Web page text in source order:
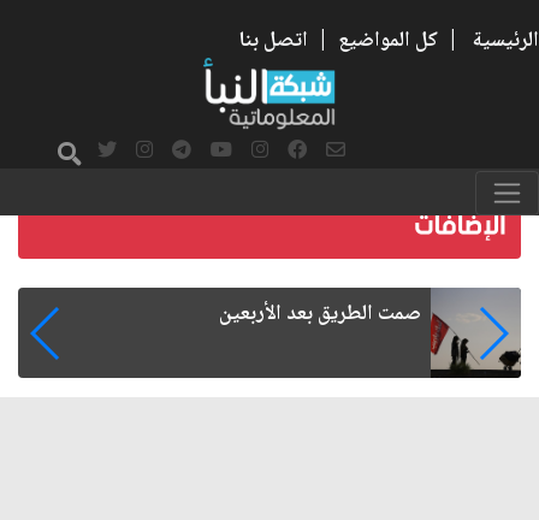
الرئيسية | كل المواضيع | اتصل بنا
صمت الطريق بعد الأربعين